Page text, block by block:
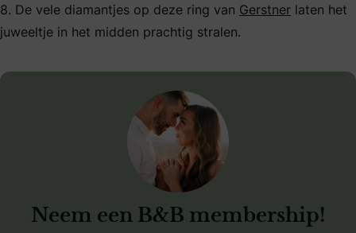
8. De vele diamantjes op deze ring van Gerstner laten het
juweeltje in het midden prachtig stralen.
Neem een B&B membership!